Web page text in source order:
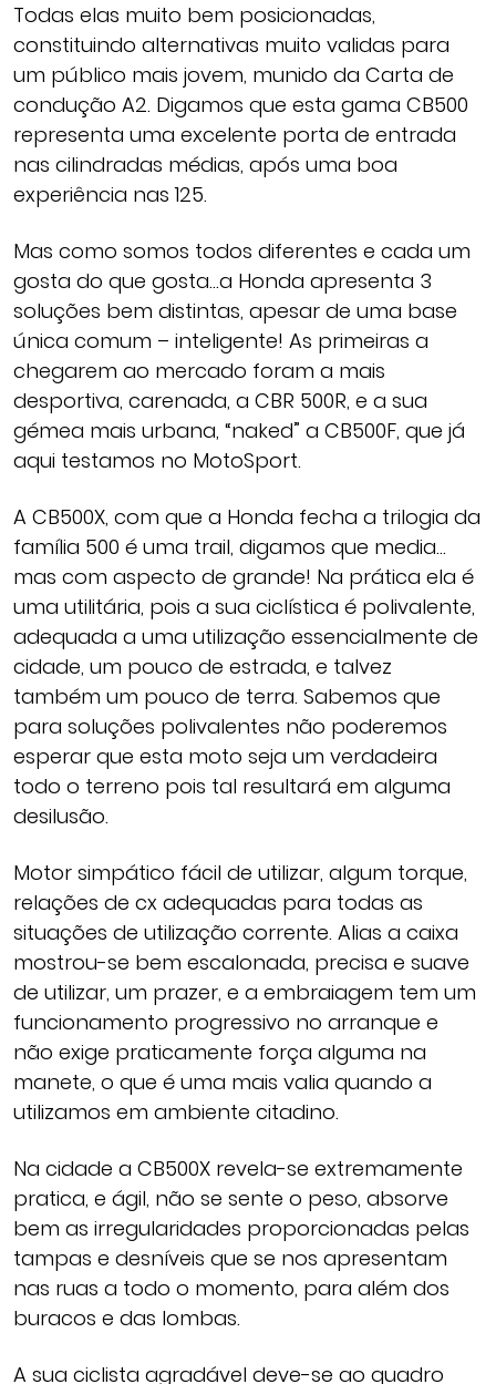
Todas elas muito bem posicionadas,
constituindo alternativas muito validas para
um público mais jovem, munido da Carta de
condução A2. Digamos que esta gama CB500
representa uma excelente porta de entrada
nas cilindradas médias, após uma boa
experiência nas 125.
Mas como somos todos diferentes e cada um
gosta do que gosta…a Honda apresenta 3
soluções bem distintas, apesar de uma base
única comum – inteligente! As primeiras a
chegarem ao mercado foram a mais
desportiva, carenada, a CBR 500R, e a sua
gémea mais urbana, “naked” a CB500F, que já
aqui testamos no MotoSport.
A CB500X, com que a Honda fecha a trilogia da
família 500 é uma trail, digamos que media…
mas com aspecto de grande! Na prática ela é
uma utilitária, pois a sua ciclística é polivalente,
adequada a uma utilização essencialmente de
cidade, um pouco de estrada, e talvez
também um pouco de terra. Sabemos que
para soluções polivalentes não poderemos
esperar que esta moto seja um verdadeira
todo o terreno pois tal resultará em alguma
desilusão.
Motor simpático fácil de utilizar, algum torque,
relações de cx adequadas para todas as
situações de utilização corrente. Alias a caixa
mostrou-se bem escalonada, precisa e suave
de utilizar, um prazer, e a embraiagem tem um
funcionamento progressivo no arranque e
não exige praticamente força alguma na
manete, o que é uma mais valia quando a
utilizamos em ambiente citadino.
Na cidade a CB500X revela-se extremamente
pratica, e ágil, não se sente o peso, absorve
bem as irregularidades proporcionadas pelas
tampas e desníveis que se nos apresentam
nas ruas a todo o momento, para além dos
buracos e das lombas.
A sua ciclista agradável deve-se ao quadro